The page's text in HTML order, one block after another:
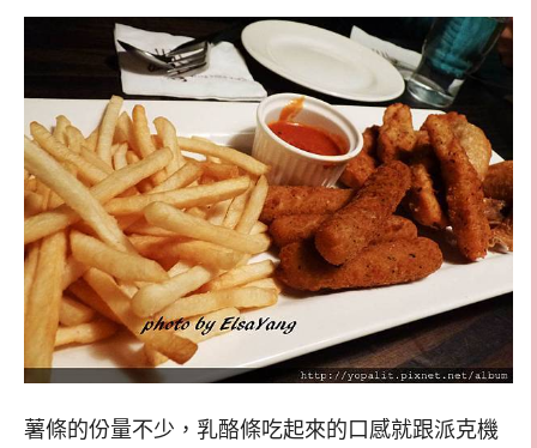
薯條的份量不少，乳酪條吃起來的口感就跟派克機